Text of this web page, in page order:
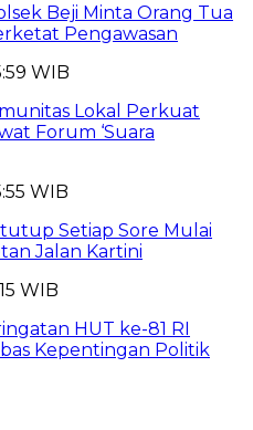
Beji Minta Orang Tua
Pengawasan
WIB
Lokal Perkuat
Forum ‘Suara
WIB
Setiap Sore Mulai
Jalan Kartini
WIB
HUT ke-81 RI
Kepentingan Politik